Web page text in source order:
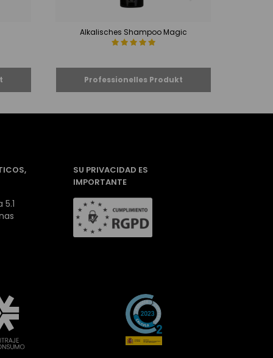
Alkalisches Shampoo Magic
SU PRIVACIDAD ES
IMPORTANTE